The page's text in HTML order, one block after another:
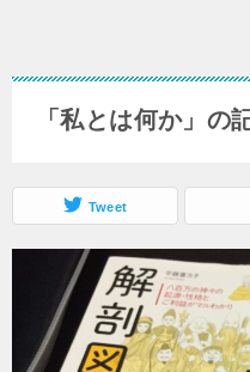
「私とは何か」の
Tweet